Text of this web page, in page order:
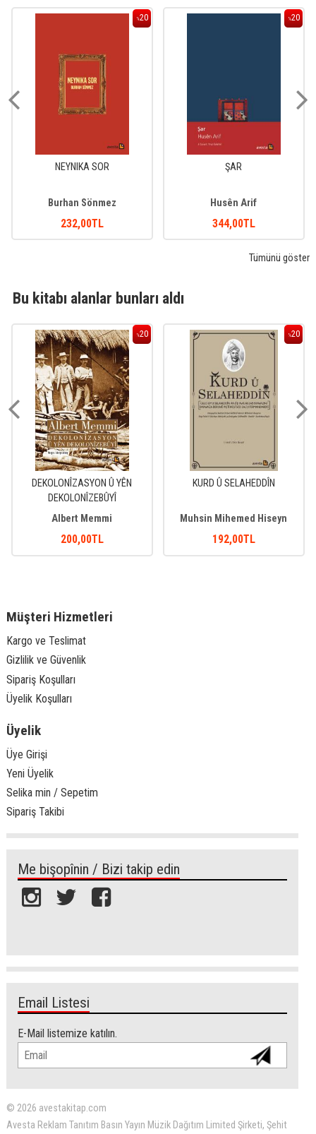
%20
NEYNIKA SOR
Burhan Sönmez
232,00TL
%20
ŞAR
Husên Arif
344,00TL
Tümünü göster
Bu kitabı alanlar bunları aldı
%20
DEKOLONÎZASYON Û YÊN
DEKOLONÎZEBÛYÎ
Albert Memmi
200,00TL
%20
KURD Û SELAHEDDÎN
Muhsin Mihemed Hiseyn
192,00TL
Müşteri Hizmetleri
Kargo ve Teslimat
Gizlilik ve Güvenlik
Sipariş Koşulları
Üyelik Koşulları
Üyelik
Üye Girişi
Yeni Üyelik
Selika min / Sepetim
Sipariş Takibi
Me bişopînin / Bizi takip edin
Email Listesi
E-Mail listemize katılın.
© 2026 avestakitap.com
Avesta Reklam Tanıtım Basın Yayın Müzik Dağıtım Limited Şirketi, Şehit